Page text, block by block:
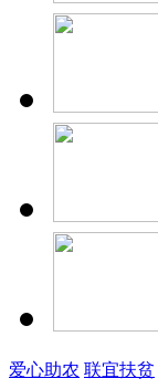
爱心助农 联宜扶贫